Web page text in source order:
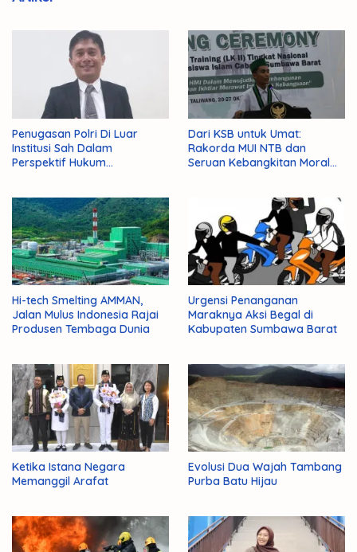
Penugasan Polri Di Luar
Institusi Sah Dalam
Perspektif Hukum
Dari KSB untuk Umat:
Rakorda MUI NTB dan
Seruan Kebangkitan Moral
Hi-tech Smelting AMMAN,
Jalan Mulus Indonesia Rajai
Produsen Tembaga Dunia
Urgensi Penanganan
Maraknya Aksi Begal di
Kabupaten Sumbawa Barat
Ketika Istana Negara
Memanggil Arafat
Evolusi Dua Wajah Tambang
Purba Batu Hijau